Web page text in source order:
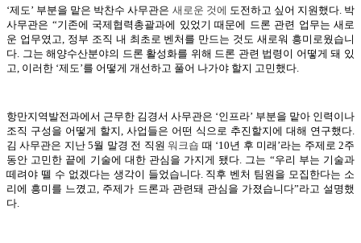
‘제도’ 부분을 맡은 박찬수 사무관은 새로운 것에 도전하고 싶어 지원했다. 박
사무관은 “기존에 국제협력총괄과에 있었기 때문에 드론 관련 업무는 새로
운 업무였고, 정부 조직 내 최초로 벤처를 만드는 것도 새로워 흥미로웠습니
다. 그는 해양수산분야의 드론 활성화를 위해 드론 관련 법령이 어떻게 돼 있
고, 이러한 ‘제도’를 어떻게 개선하고 풀어 나가야 할지 고민했다.
항만지역발전과에서 근무한 김경서 사무관은 ‘인프라’ 부분을 맡아 인력이나
조직 구성을 어떻게 할지, 사업들은 어떤 식으로 추진할지에 대해 연구했다.
김 사무관은 지난 5월 말경 전 직원워크숍 때 ‘10년 후 미래’라는 주제로 2주
동안 고민한 끝에 기술에 대한 관심을 가지게 됐다. 그는 “우리 부는 기술과
떼려야 뗄 수 없겠다는 생각이 들었습니다. 직후 벤처 팀원을 모집한다는 소
리에 흥미를 느꼈고, 주제가 드론과 관련돼 관심을 가졌습니다”라고 설명했
다.